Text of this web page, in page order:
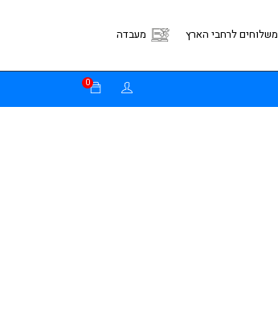
משלוחים לרחבי הארץ מעבדה
0